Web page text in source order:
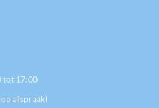
tot 17:00
afspraak)